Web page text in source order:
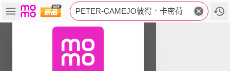
PETER-CAMEJO彼得．卡密荷